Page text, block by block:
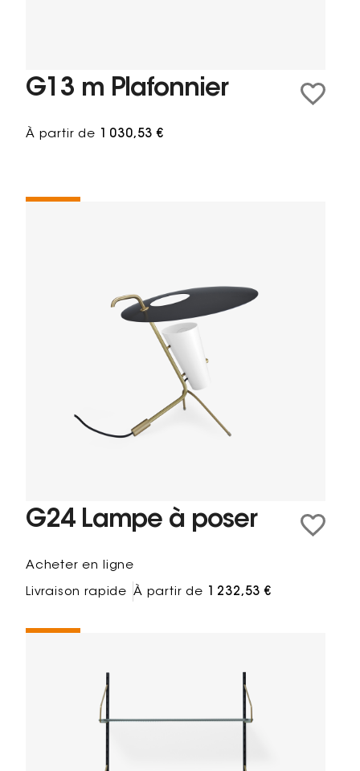
G13 m Plafonnier
À partir de 1 030,53 €
G24 Lampe à poser
Acheter en ligne
Livraison rapide À partir de 1 232,53 €